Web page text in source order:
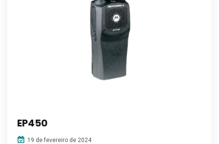
EP450
19 de fevereiro de 2024